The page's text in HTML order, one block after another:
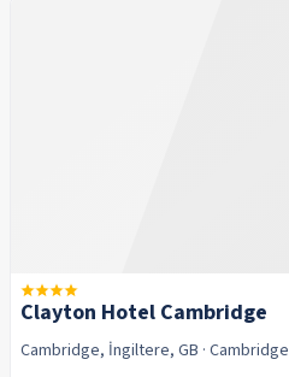
Clayton Hotel Cambridge
Cambridge, İngiltere, GB · Cambridge